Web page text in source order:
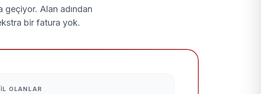
Alan adından
bir fatura yok.
OLANLAR